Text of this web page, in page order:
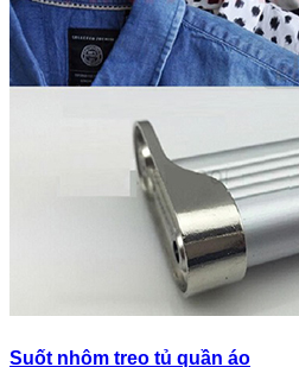
Suốt nhôm treo tủ quần áo